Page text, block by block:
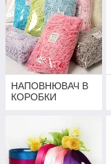
НАПОВНЮВАЧ В
КОРОБКИ